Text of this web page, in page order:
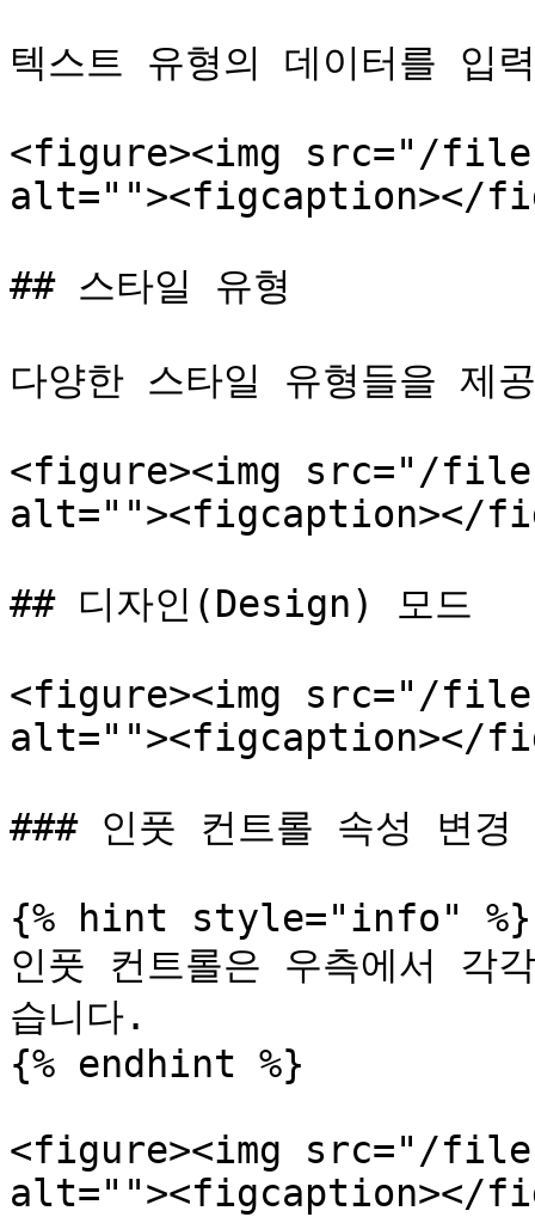
텍스트 유형의 데이터를 입
<figure><img src="/files/
alt=""><figcaption></
## 스타일 유형
다양한 스타일 유형들을 제
<figure><img src="/files/
alt=""><figcaption></
## 디자인(Design) 모드
<figure><img src="/files/
alt=""><figcaption></
### 인풋 컨트롤 속성 변경
{% hint style="info" %}
인풋 컨트롤은 우측에서 각
습니다.
{% endhint %}
<figure><img src="/
alt=""><figcaption></